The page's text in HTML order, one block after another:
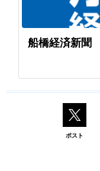
船橋経済新聞
ポスト